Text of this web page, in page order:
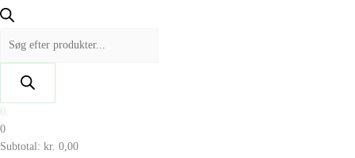
0
0
Subtotal: kr. 0,00